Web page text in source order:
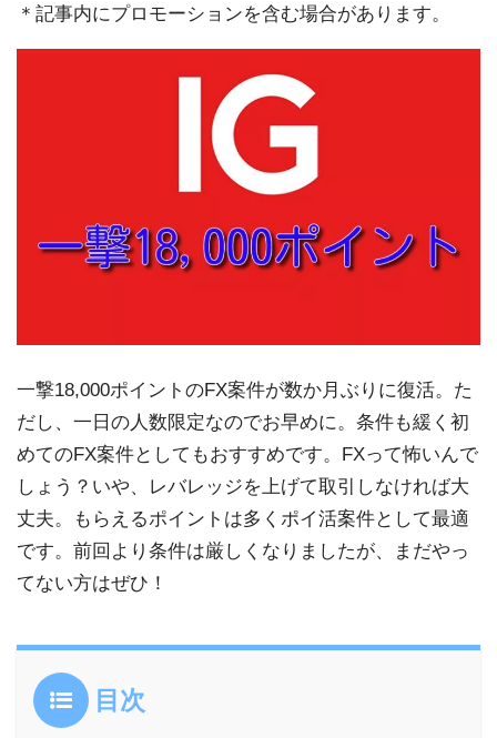
＊記事内にプロモーションを含む場合があります。
一撃18,000ポイントのFX案件が数か月ぶりに復活。た
だし、一日の人数限定なのでお早めに。条件も緩く初
めてのFX案件としてもおすすめです。FXって怖いんで
しょう？いや、レバレッジを上げて取引しなければ大
丈夫。もらえるポイントは多くポイ活案件として最適
です。前回より条件は厳しくなりましたが、まだやっ
てない方はぜひ！
目次